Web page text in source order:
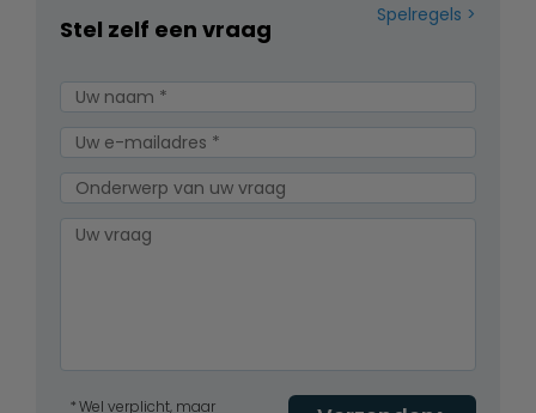
Spelregels
Stel zelf een vraag
Wel verplicht, maar